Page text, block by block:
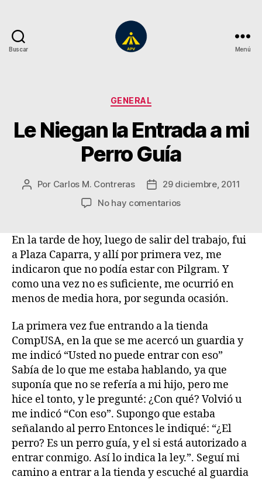
Buscar Menú
Categorías
GENERAL
Le Niegan la Entrada a mi
Perro Guía
Autor
Por Carlos M. Contreras
Fecha29 diciembre, 2011
No hay comentariosen
la
Entrada
a
mi
Guía
En la tarde de hoy, luego de salir del trabajo, fui
a Plaza Caparra, y allí por primera vez, me
indicaron que no podía estar con Pilgram. Y
como una vez no es suficiente, me ocurrió en
menos de media hora, por segunda ocasión.
La primera vez fue entrando a la tienda
CompUSA, en la que se me acercó un guardia y
me indicó “Usted no puede entrar con eso”
Sabía de lo que me estaba hablando, ya que
suponía que no se refería a mi hijo, pero me
hice el tonto, y le pregunté: ¿Con qué? Volvió u
me indicó “Con eso”. Supongo que estaba
señalando al perro Entonces le indiqué: “¿El
perro? Es un perro guía, y el si está autorizado a
entrar conmigo. Así lo indica la ley.”. Seguí mi
camino a entrar a la tienda y escuché al guardia